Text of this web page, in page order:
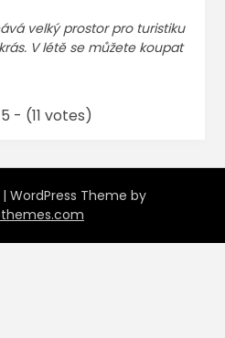
velký prostor pro turistiku
V létě se můžete koupat
- (11 votes)
| WordPress Theme by